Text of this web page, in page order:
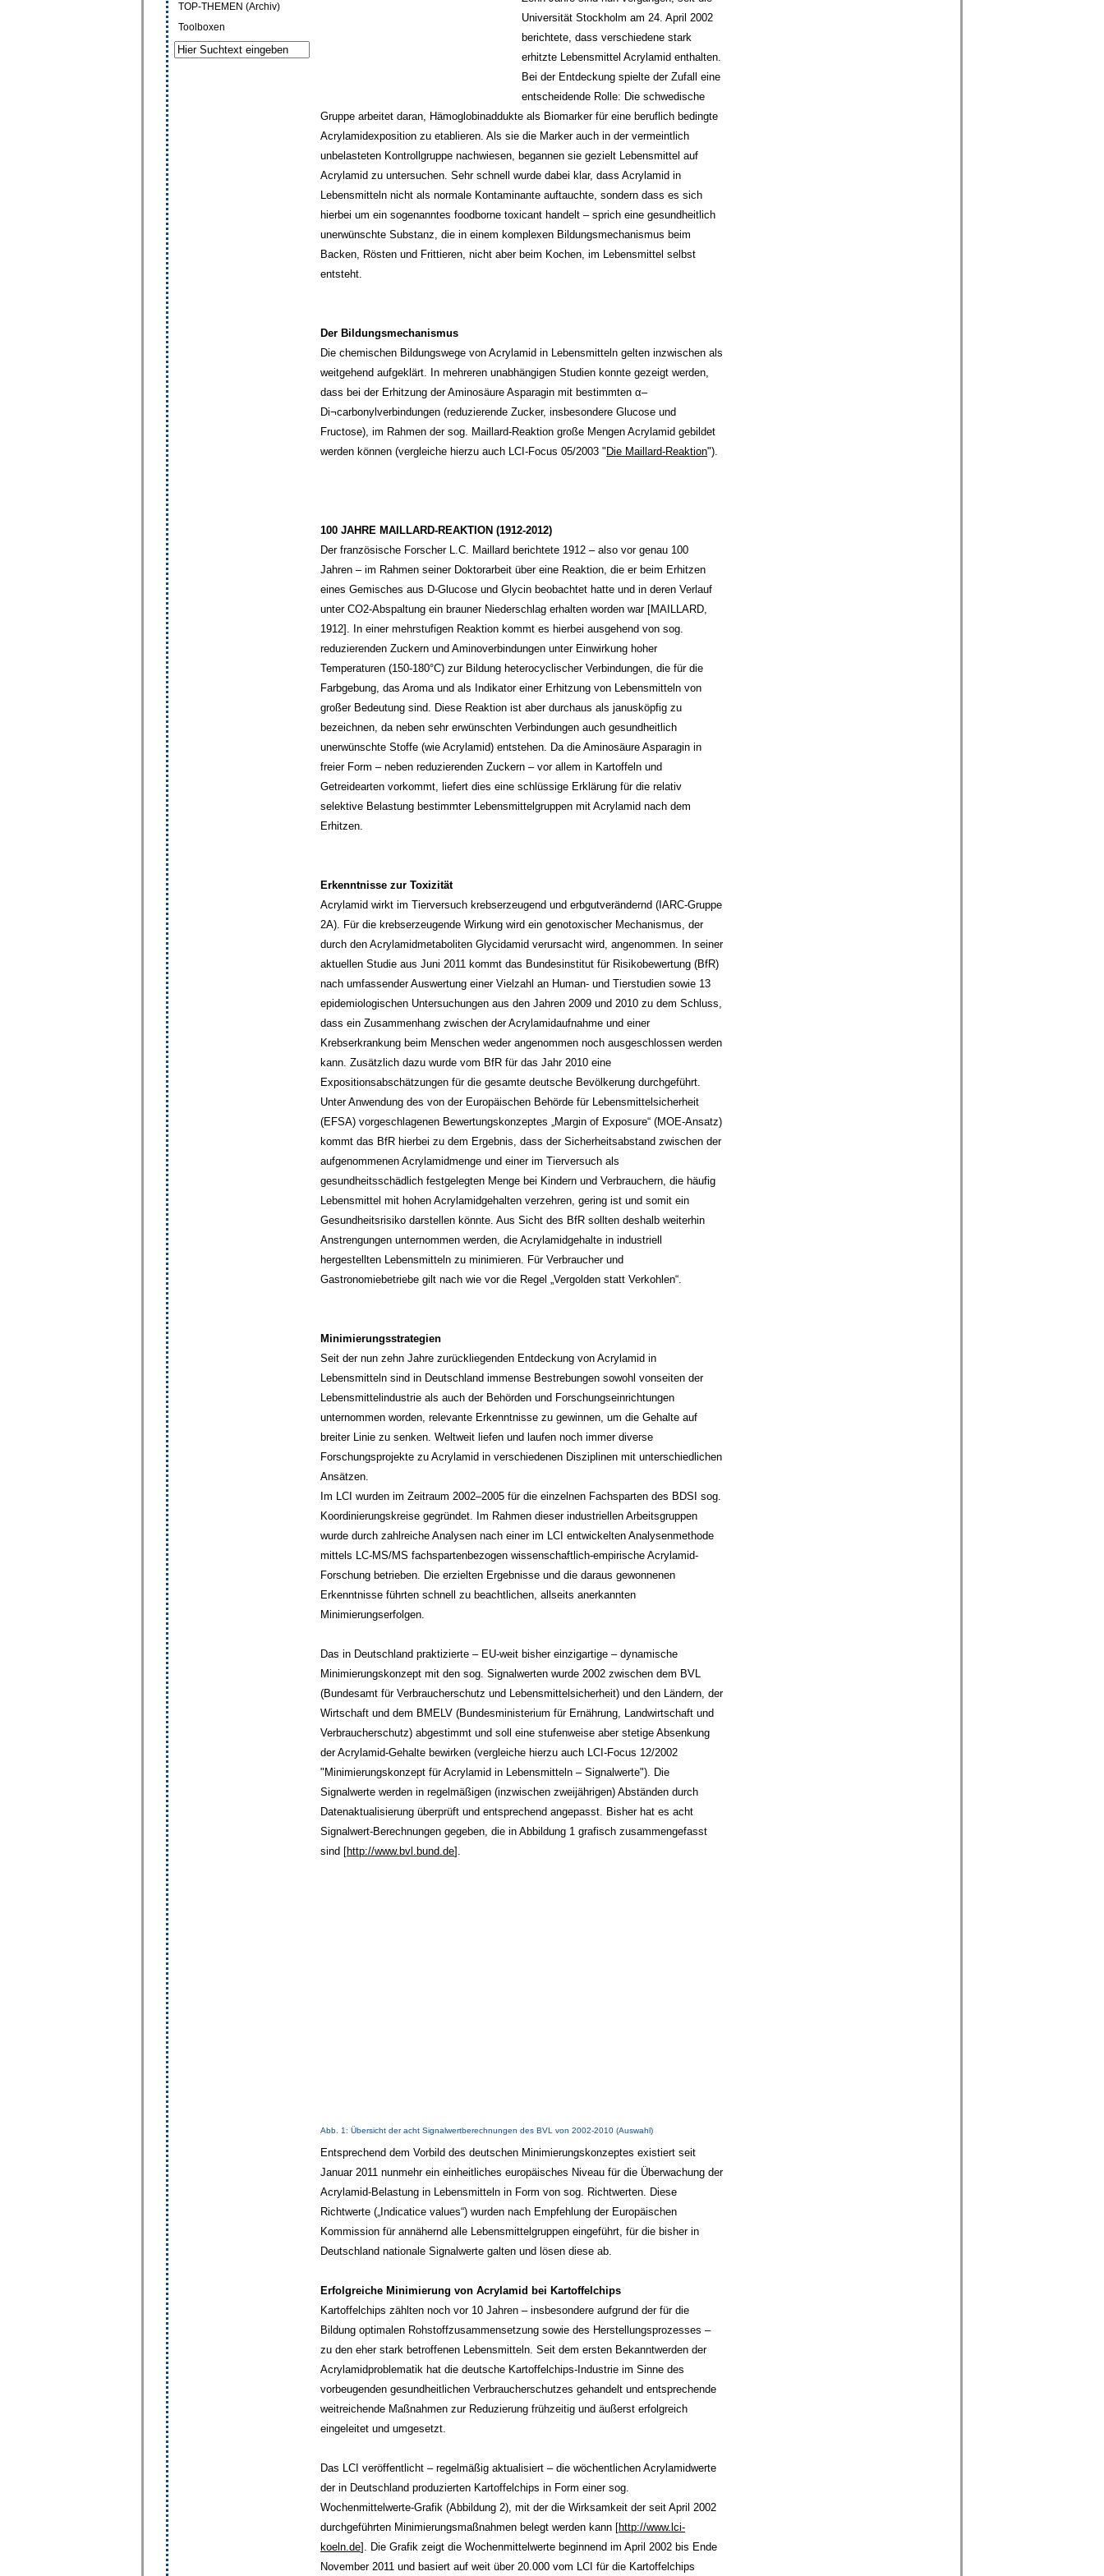
TOP-THEMEN (Archiv)
Toolboxen
Universität Stockholm am 24. April 2002
berichtete, dass verschiedene stark
erhitzte Lebensmittel Acrylamid enthalten.
Bei der Entdeckung spielte der Zufall eine
entscheidende Rolle: Die schwedische
Gruppe arbeitet daran, Hämoglobinaddukte als Biomarker für eine beruflich bedingte
Acrylamidexposition zu etablieren. Als sie die Marker auch in der vermeintlich
unbelasteten Kontrollgruppe nachwiesen, begannen sie gezielt Lebensmittel auf
Acrylamid zu untersuchen. Sehr schnell wurde dabei klar, dass Acrylamid in
Lebensmitteln nicht als normale Kontaminante auftauchte, sondern dass es sich
hierbei um ein sogenanntes foodborne toxicant handelt – sprich eine gesundheitlich
unerwünschte Substanz, die in einem komplexen Bildungsmechanismus beim
Backen, Rösten und Frittieren, nicht aber beim Kochen, im Lebensmittel selbst
entsteht.
Der Bildungsmechanismus
Die chemischen Bildungswege von Acrylamid in Lebensmitteln gelten inzwischen als
weitgehend aufgeklärt. In mehreren unabhängigen Studien konnte gezeigt werden,
dass bei der Erhitzung der Aminosäure Asparagin mit bestimmten α–
Di¬carbonylverbindungen (reduzierende Zucker, insbesondere Glucose und
Fructose), im Rahmen der sog. Maillard-Reaktion große Mengen Acrylamid gebildet
werden können (vergleiche hierzu auch LCI-Focus 05/2003 " Die Maillard-Reaktion").
100 JAHRE MAILLARD-REAKTION (1912-2012)
Der französische Forscher L.C. Maillard berichtete 1912 – also vor genau 100
Jahren – im Rahmen seiner Doktorarbeit über eine Reaktion, die er beim Erhitzen
eines Gemisches aus D-Glucose und Glycin beobachtet hatte und in deren Verlauf
unter CO2-Abspaltung ein brauner Niederschlag erhalten worden war [MAILLARD,
1912]. In einer mehrstufigen Reaktion kommt es hierbei ausgehend von sog.
reduzierenden Zuckern und Aminoverbindungen unter Einwirkung hoher
Temperaturen (150-180°C) zur Bildung heterocyclischer Verbindungen, die für die
Farbgebung, das Aroma und als Indikator einer Erhitzung von Lebensmitteln von
großer Bedeutung sind. Diese Reaktion ist aber durchaus als janusköpfig zu
bezeichnen, da neben sehr erwünschten Verbindungen auch gesundheitlich
unerwünschte Stoffe (wie Acrylamid) entstehen. Da die Aminosäure Asparagin in
freier Form – neben reduzierenden Zuckern – vor allem in Kartoffeln und
Getreidearten vorkommt, liefert dies eine schlüssige Erklärung für die relativ
selektive Belastung bestimmter Lebensmittelgruppen mit Acrylamid nach dem
Erhitzen.
Erkenntnisse zur Toxizität
Acrylamid wirkt im Tierversuch krebserzeugend und erbgutverändernd (IARC-Gruppe
2A). Für die krebserzeugende Wirkung wird ein genotoxischer Mechanismus, der
durch den Acrylamidmetaboliten Glycidamid verursacht wird, angenommen. In seiner
aktuellen Studie aus Juni 2011 kommt das Bundesinstitut für Risikobewertung (BfR)
nach umfassender Auswertung einer Vielzahl an Human- und Tierstudien sowie 13
epidemiologischen Untersuchungen aus den Jahren 2009 und 2010 zu dem Schluss,
dass ein Zusammenhang zwischen der Acrylamidaufnahme und einer
Krebserkrankung beim Menschen weder angenommen noch ausgeschlossen werden
kann. Zusätzlich dazu wurde vom BfR für das Jahr 2010 eine
Expositionsabschätzungen für die gesamte deutsche Bevölkerung durchgeführt.
Unter Anwendung des von der Europäischen Behörde für Lebensmittelsicherheit
(EFSA) vorgeschlagenen Bewertungskonzeptes „Margin of Exposure“ (MOE-Ansatz)
kommt das BfR hierbei zu dem Ergebnis, dass der Sicherheitsabstand zwischen der
aufgenommenen Acrylamidmenge und einer im Tierversuch als
gesundheitsschädlich festgelegten Menge bei Kindern und Verbrauchern, die häufig
Lebensmittel mit hohen Acrylamidgehalten verzehren, gering ist und somit ein
Gesundheitsrisiko darstellen könnte. Aus Sicht des BfR sollten deshalb weiterhin
Anstrengungen unternommen werden, die Acrylamidgehalte in industriell
hergestellten Lebensmitteln zu minimieren. Für Verbraucher und
Gastronomiebetriebe gilt nach wie vor die Regel „Vergolden statt Verkohlen“.
Minimierungsstrategien
Seit der nun zehn Jahre zurückliegenden Entdeckung von Acrylamid in
Lebensmitteln sind in Deutschland immense Bestrebungen sowohl vonseiten der
Lebensmittelindustrie als auch der Behörden und Forschungseinrichtungen
unternommen worden, relevante Erkenntnisse zu gewinnen, um die Gehalte auf
breiter Linie zu senken. Weltweit liefen und laufen noch immer diverse
Forschungsprojekte zu Acrylamid in verschiedenen Disziplinen mit unterschiedlichen
Ansätzen.
Im LCI wurden im Zeitraum 2002–2005 für die einzelnen Fachsparten des BDSI sog.
Koordinierungskreise gegründet. Im Rahmen dieser industriellen Arbeitsgruppen
wurde durch zahlreiche Analysen nach einer im LCI entwickelten Analysenmethode
mittels LC-MS/MS fachspartenbezogen wissenschaftlich-empirische Acrylamid-
Forschung betrieben. Die erzielten Ergebnisse und die daraus gewonnenen
Erkenntnisse führten schnell zu beachtlichen, allseits anerkannten
Minimierungserfolgen.
Das in Deutschland praktizierte ‒ EU-weit bisher einzigartige ‒ dynamische
Minimierungskonzept mit den sog. Signalwerten wurde 2002 zwischen dem BVL
(Bundesamt für Verbraucherschutz und Lebensmittelsicherheit) und den Ländern, der
Wirtschaft und dem BMELV (Bundesministerium für Ernährung, Landwirtschaft und
Verbraucherschutz) abgestimmt und soll eine stufenweise aber stetige Absenkung
der Acrylamid-Gehalte bewirken (vergleiche hierzu auch LCI-Focus 12/2002
"Minimierungskonzept für Acrylamid in Lebensmitteln ‒ Signalwerte"). Die
Signalwerte werden in regelmäßigen (inzwischen zweijährigen) Abständen durch
Datenaktualisierung überprüft und entsprechend angepasst. Bisher hat es acht
Signalwert-Berechnungen gegeben, die in Abbildung 1 grafisch zusammengefasst
sind [http://www.bvl.bund.de].
Abb. 1: Übersicht der acht Signalwertberechnungen des BVL von 2002-2010 (Auswahl)
Entsprechend dem Vorbild des deutschen Minimierungskonzeptes existiert seit
Januar 2011 nunmehr ein einheitliches europäisches Niveau für die Überwachung der
Acrylamid-Belastung in Lebensmitteln in Form von sog. Richtwerten. Diese
Richtwerte („Indicatice values“) wurden nach Empfehlung der Europäischen
Kommission für annähernd alle Lebensmittelgruppen eingeführt, für die bisher in
Deutschland nationale Signalwerte galten und lösen diese ab.
Erfolgreiche Minimierung von Acrylamid bei Kartoffelchips
Kartoffelchips zählten noch vor 10 Jahren ‒ insbesondere aufgrund der für die
Bildung optimalen Rohstoffzusammensetzung sowie des Herstellungsprozesses ‒
zu den eher stark betroffenen Lebensmitteln. Seit dem ersten Bekanntwerden der
Acrylamidproblematik hat die deutsche Kartoffelchips-Industrie im Sinne des
vorbeugenden gesundheitlichen Verbraucherschutzes gehandelt und entsprechende
weitreichende Maßnahmen zur Reduzierung frühzeitig und äußerst erfolgreich
eingeleitet und umgesetzt.
Das LCI veröffentlicht – regelmäßig aktualisiert – die wöchentlichen Acrylamidwerte
der in Deutschland produzierten Kartoffelchips in Form einer sog.
Wochenmittelwerte-Grafik (Abbildung 2), mit der die Wirksamkeit der seit April 2002
durchgeführten Minimierungsmaßnahmen belegt werden kann [http://www.lci-
koeln.de]. Die Grafik zeigt die Wochenmittelwerte beginnend im April 2002 bis Ende
November 2011 und basiert auf weit über 20.000 vom LCI für die Kartoffelchips